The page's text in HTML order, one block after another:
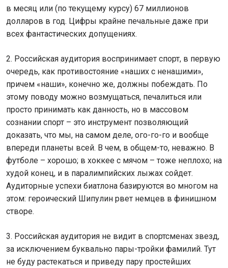
в месяц или (по текущему курсу) 67 миллионов
долларов в год. Цифры крайне печальные даже при
всех фантастических допущениях.
2. Российская аудитория воспринимает спорт, в первую
очередь, как противостояние «наших с ненашими»,
причем «наши», конечно же, должны побеждать. По
этому поводу можно возмущаться, печалиться или
просто принимать как данность, но в массовом
сознании спорт – это инструмент позволяющий
доказать, что мы, на самом деле, ого-го-го и вообще
впереди планеты всей. В чем, в общем-то, неважно. В
футболе – хорошо; в хоккее с мячом – тоже неплохо; на
худой конец, и в паралимпийских лыжах сойдет.
Аудиторные успехи биатлона базируются во многом на
этом: героический Шипулин рвет немцев в финишном
створе.
3. Российская аудитория не видит в спортсменах звезд,
за исключением буквально пары-тройки фамилий. Тут
не буду растекаться и приведу пару простейших